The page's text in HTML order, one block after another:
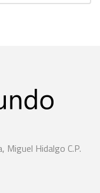
Miguel Hidalgo C.P.